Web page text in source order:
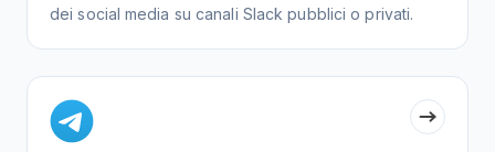
dei social media su canali Slack pubblici o privati.